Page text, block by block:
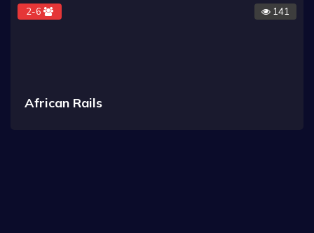
2-6 141
African Rails